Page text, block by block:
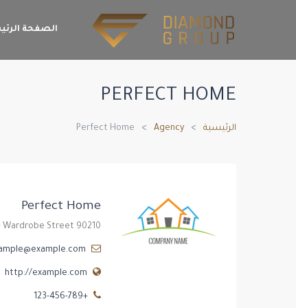
الصفحة
PERFECT HOME
الرئيسية Agency
Perfect Home
Perfect Home
Wardrobe Street 90210
http://example.com
+123-456-789